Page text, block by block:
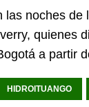
las noches
quienes
a partir
HIDROITUANGO